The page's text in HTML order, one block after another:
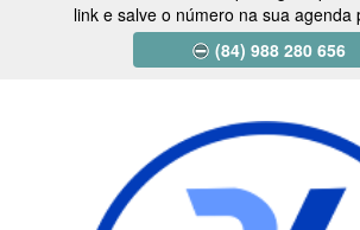
link e salve o número na sua agenda
(84) 988 280 656